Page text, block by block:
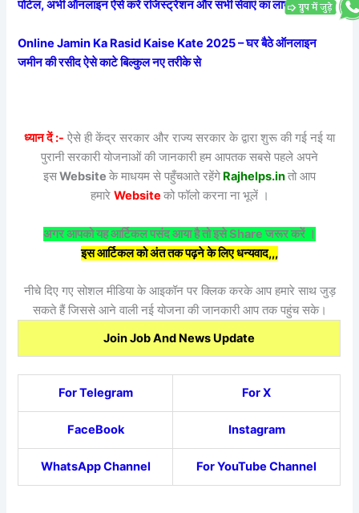
पोर्टल, अभी ऑनलाइन ऐसे करें रजिस्ट्रेशन और सभी सेवाएं का लाभ
Online Jamin Ka Rasid Kaise Kate 2025 – घर बैठे ऑनलाइन
जमीन की रसीद ऐसे काटे बिल्कुल नए तरीके से
ध्यान दें :- ऐसे ही केंद्र सरकार और राज्य सरकार के द्वारा शुरू की गई नई या
पुरानी सरकारी योजनाओं की जानकारी हम आपतक सबसे पहले अपने
इसWebsite के माधयम से पहुँचआते रहेंगे Rajhelps.inतो आप
हमारे Website को फॉलो करना ना भूलें ।
अगर आपको यह आर्टिकल पसंद आया है तो इसे Share जरूर करें ।
इस आर्टिकल को अंत तक पढ़ने के लिए धन्यवाद,,,
नीचे दिए गए सोशल मीडिया के आइकॉन पर क्लिक करके आप हमारे साथ जुड़
सकते हैं जिससे आने वाली नई योजना की जानकारी आप तक पहुंच सके।
Join Job And News Update
For Telegram For X
FaceBook Instagram
WhatsApp Channel For YouTube Channel